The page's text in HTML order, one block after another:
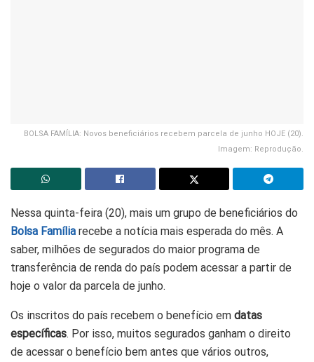
BOLSA FAMÍLIA: Novos beneficiários recebem parcela de junho HOJE (20).
Imagem: Reprodução.
Nessa quinta-feira (20), mais um grupo de beneficiários do
Bolsa Família recebe a notícia mais esperada do mês. A
saber, milhões de segurados do maior programa de
transferência de renda do país podem acessar a partir de
hoje o valor da parcela de junho.
Os inscritos do país recebem o benefício em datas
específicas. Por isso, muitos segurados ganham o direito
de acessar o benefício bem antes que vários outros,